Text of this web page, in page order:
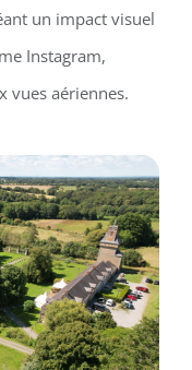
un impact visuel
Instagram,
vues aériennes.